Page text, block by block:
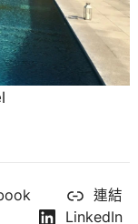
連結
LinkedIn